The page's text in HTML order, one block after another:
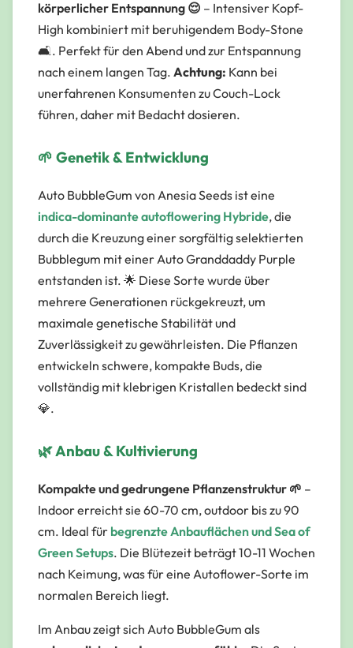
körperlicher Entspannung 😌 – Intensiver Kopf-
High kombiniert mit beruhigendem Body-Stone
🛋️. Perfekt für den Abend und zur Entspannung
nach einem langen Tag. Achtung: Kann bei
unerfahrenen Konsumenten zu Couch-Lock
führen, daher mit Bedacht dosieren.
🌱 Genetik & Entwicklung
Auto BubbleGum von Anesia Seeds ist eine
indica-dominante autoflowering Hybride, die
durch die Kreuzung einer sorgfältig selektierten
Bubblegum mit einer Auto Granddaddy Purple
entstanden ist. 🌟 Diese Sorte wurde über
mehrere Generationen rückgekreuzt, um
maximale genetische Stabilität und
Zuverlässigkeit zu gewährleisten. Die Pflanzen
entwickeln schwere, kompakte Buds, die
vollständig mit klebrigen Kristallen bedeckt sind
💎.
🌿 Anbau & Kultivierung
Kompakte und gedrungene Pflanzenstruktur 🌱 –
Indoor erreicht sie 60-70 cm, outdoor bis zu 90
cm. Ideal für begrenzte Anbauflächen und Sea of
Green Setups. Die Blütezeit beträgt 10-11 Wochen
nach Keimung, was für eine Autoflower-Sorte im
normalen Bereich liegt.
Im Anbau zeigt sich Auto BubbleGum als